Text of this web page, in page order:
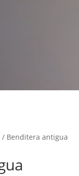
/ Benditera antigua